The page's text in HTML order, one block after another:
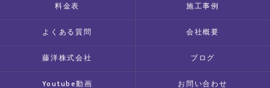
料金表 施工事例
よくある質問 会社概要
藤洋株式会社 ブログ
Youtube動画 お問い合わせ